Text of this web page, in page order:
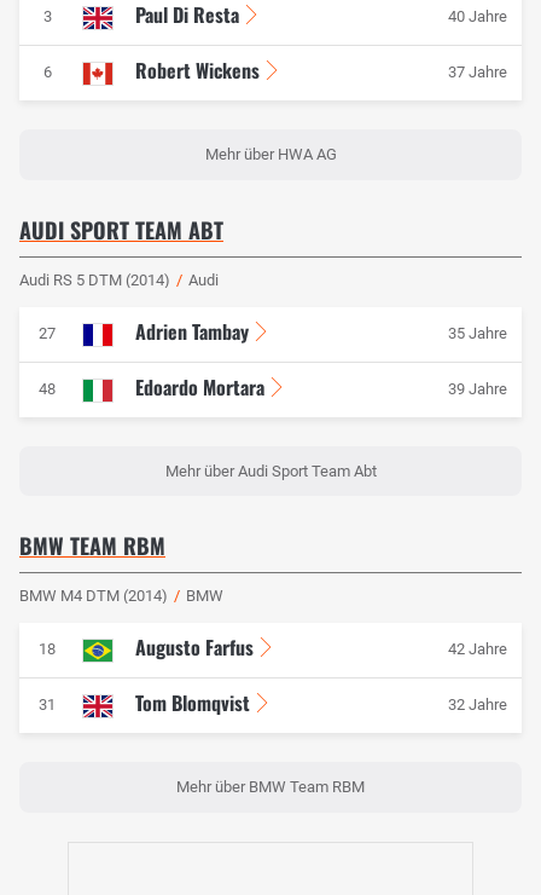
3 Paul Di Resta 40 Jahre
6 Robert Wickens 37 Jahre
Mehr über HWA AG
AUDI SPORT TEAM ABT
Audi RS 5 DTM (2014) / Audi
27 Adrien Tambay 35 Jahre
48 Edoardo Mortara 39 Jahre
Mehr über Audi Sport Team Abt
BMW TEAM RBM
BMW M4 DTM (2014) / BMW
18 Augusto Farfus 42 Jahre
31 Tom Blomqvist 32 Jahre
Mehr über BMW Team RBM